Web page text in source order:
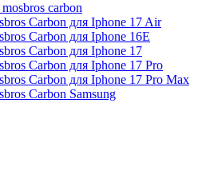
carbon
Carbon для Iphone 17 Air
Carbon для Iphone 16E
Carbon для Iphone 17
Carbon для Iphone 17 Pro
Carbon для Iphone 17 Pro Max
Carbon Samsung